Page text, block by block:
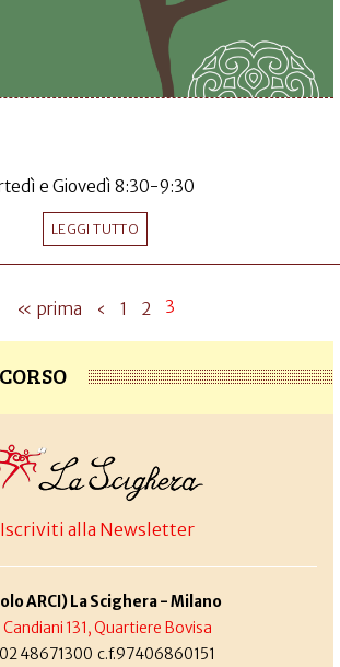
e Giovedì 8:30-9:30
LEGGI TUTTO
« prima ‹ 1 2 3
Iscriviti alla Newsletter
ARCI) La Scighera - Milano
Candiani 131, Quartiere Bovisa
48671300 c.f.97406860151